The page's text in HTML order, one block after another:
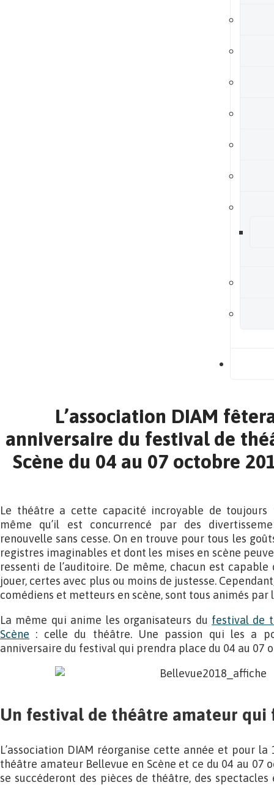
L’association DIAM
anniversaire du festival de
Scène du 04 au 07 octobre
Le théâtre a cette capacité incroyable de toujours
même qu’il est concurrencé par des
renouvelle sans cesse. On en trouve pour tous les
registres imaginables et dont les mises en scène
ressenti de l’auditoire. De même, chacun est
jouer, certes avec plus ou moins de justesse.
comédiens et metteurs en scène, sont tous animés par
La même qui anime les organisateurs du festival de
Scène : celle du théâtre. Une passion qui les a
anniversaire du festival qui prendra place du 04 au 07
Un festival de théâtre amateur qui
L’association DIAM réorganise cette année et pour
théâtre amateur Bellevue en Scène et ce du 04 au 07
se succéderont des pièces de théâtre, des